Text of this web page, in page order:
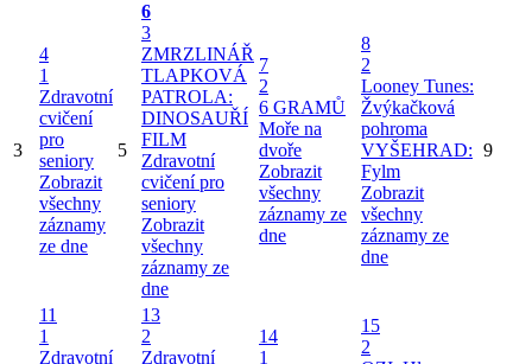
3
4
1
Zdravotní
cvičení
pro
seniory
Zobrazit
všechny
záznamy
ze dne
5
6
3
ZMRZLINÁŘ
TLAPKOVÁ
PATROLA:
DINOSAUŘÍ
FILM
Zdravotní
cvičení pro
seniory
Zobrazit
všechny
záznamy ze
dne
7
2
6 GRAMŮ
Moře na
dvoře
Zobrazit
všechny
záznamy ze
dne
8
2
Looney Tunes:
Žvýkačková
pohroma
VYŠEHRAD:
Fylm
Zobrazit
všechny
záznamy ze
dne
9
11
1
Zdravotní
13
2
Zdravotní
14
1
15
2